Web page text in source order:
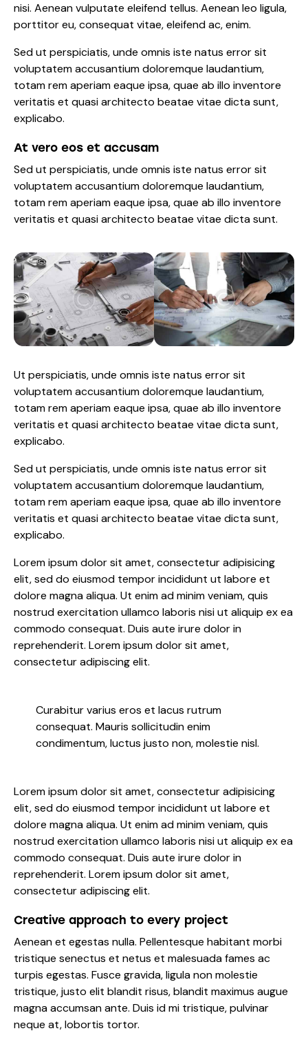
nisi. Aenean vulputate eleifend tellus. Aenean leo ligula,
porttitor eu, consequat vitae, eleifend ac, enim.
Sed ut perspiciatis, unde omnis iste natus error sit
voluptatem accusantium doloremque laudantium,
totam rem aperiam eaque ipsa, quae ab illo inventore
veritatis et quasi architecto beatae vitae dicta sunt,
explicabo.
At vero eos et accusam
Sed ut perspiciatis, unde omnis iste natus error sit
voluptatem accusantium doloremque laudantium,
totam rem aperiam eaque ipsa, quae ab illo inventore
veritatis et quasi architecto beatae vitae dicta sunt.
Ut perspiciatis, unde omnis iste natus error sit
voluptatem accusantium doloremque laudantium,
totam rem aperiam eaque ipsa, quae ab illo inventore
veritatis et quasi architecto beatae vitae dicta sunt,
explicabo.
Sed ut perspiciatis, unde omnis iste natus error sit
voluptatem accusantium doloremque laudantium,
totam rem aperiam eaque ipsa, quae ab illo inventore
veritatis et quasi architecto beatae vitae dicta sunt,
explicabo.
Lorem ipsum dolor sit amet, consectetur adipisicing
elit, sed do eiusmod tempor incididunt ut labore et
dolore magna aliqua. Ut enim ad minim veniam, quis
nostrud exercitation ullamco laboris nisi ut aliquip ex ea
commodo consequat. Duis aute irure dolor in
reprehenderit. Lorem ipsum dolor sit amet,
consectetur adipiscing elit.
Curabitur varius eros et lacus rutrum
consequat. Mauris sollicitudin enim
condimentum, luctus justo non, molestie nisl.
Lorem ipsum dolor sit amet, consectetur adipisicing
elit, sed do eiusmod tempor incididunt ut labore et
dolore magna aliqua. Ut enim ad minim veniam, quis
nostrud exercitation ullamco laboris nisi ut aliquip ex ea
commodo consequat. Duis aute irure dolor in
reprehenderit. Lorem ipsum dolor sit amet,
consectetur adipiscing elit.
Creative approach to every project
Aenean et egestas nulla. Pellentesque habitant morbi
tristique senectus et netus et malesuada fames ac
turpis egestas. Fusce gravida, ligula non molestie
tristique, justo elit blandit risus, blandit maximus augue
magna accumsan ante. Duis id mi tristique, pulvinar
neque at, lobortis tortor.